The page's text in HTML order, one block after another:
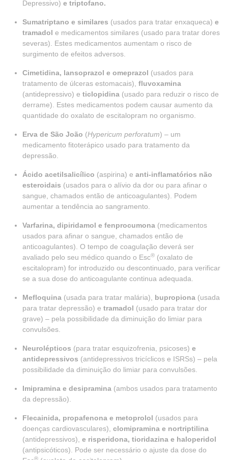
Depressivo) e triptofano.
Sumatriptano e similares (usados para tratar enxaqueca) e
tramadol e medicamentos similares (usado para tratar dores
severas). Estes medicamentos aumentam o risco de
surgimento de efeitos adversos.
Cimetidina, lansoprazol e omeprazol (usados para
tratamento de úlceras estomacais), fluvoxamina
(antidepressivo) e ticlopidina (usado para reduzir o risco de
derrame). Estes medicamentos podem causar aumento da
quantidade do oxalato de escitalopram no organismo.
Erva de São João (Hypericum perforatum) – um
medicamento fitoterápico usado para tratamento da
depressão.
Ácido acetilsalicílico (aspirina) e anti-inflamatórios não
esteroidais (usados para o alívio da dor ou para afinar o
sangue, chamados então de anticoagulantes). Podem
aumentar a tendência ao sangramento.
Varfarina, dipiridamol e fenprocumona (medicamentos
usados para afinar o sangue, chamados então de
anticoagulantes). O tempo de coagulação deverá ser
avaliado pelo seu médico quando o Esc® (oxalato de
escitalopram) for introduzido ou descontinuado, para verificar
se a sua dose do anticoagulante continua adequada.
Mefloquina (usada para tratar malária), bupropiona (usada
para tratar depressão) e tramadol (usado para tratar dor
grave) – pela possibilidade da diminuição do limiar para
convulsões.
Neurolépticos (para tratar esquizofrenia, psicoses) e
antidepressivos (antidepressivos tricíclicos e ISRSs) – pela
possibilidade da diminuição do limiar para convulsões.
Imipramina e desipramina (ambos usados para tratamento
da depressão).
Flecainida, propafenona e metoprolol (usados para
doenças cardiovasculares), clomipramina e nortriptilina
(antidepressivos), e risperidona, tioridazina e haloperidol
(antipsicóticos). Pode ser necessário o ajuste da dose do
®